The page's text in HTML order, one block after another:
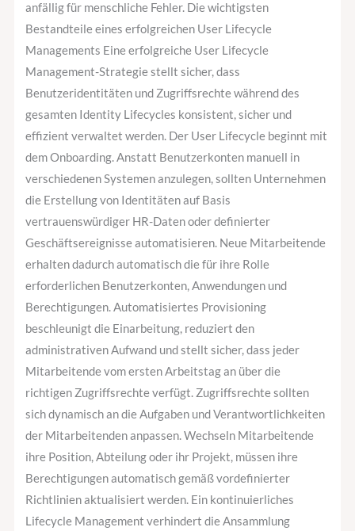
anfällig für menschliche Fehler. Die wichtigsten
Bestandteile eines erfolgreichen User Lifecycle
Managements Eine erfolgreiche User Lifecycle
Management-Strategie stellt sicher, dass
Benutzeridentitäten und Zugriffsrechte während des
gesamten Identity Lifecycles konsistent, sicher und
effizient verwaltet werden. Der User Lifecycle beginnt mit
dem Onboarding. Anstatt Benutzerkonten manuell in
verschiedenen Systemen anzulegen, sollten Unternehmen
die Erstellung von Identitäten auf Basis
vertrauenswürdiger HR-Daten oder definierter
Geschäftsereignisse automatisieren. Neue Mitarbeitende
erhalten dadurch automatisch die für ihre Rolle
erforderlichen Benutzerkonten, Anwendungen und
Berechtigungen. Automatisiertes Provisioning
beschleunigt die Einarbeitung, reduziert den
administrativen Aufwand und stellt sicher, dass jeder
Mitarbeitende vom ersten Arbeitstag an über die
richtigen Zugriffsrechte verfügt. Zugriffsrechte sollten
sich dynamisch an die Aufgaben und Verantwortlichkeiten
der Mitarbeitenden anpassen. Wechseln Mitarbeitende
ihre Position, Abteilung oder ihr Projekt, müssen ihre
Berechtigungen automatisch gemäß vordefinierter
Richtlinien aktualisiert werden. Ein kontinuierliches
Lifecycle Management verhindert die Ansammlung